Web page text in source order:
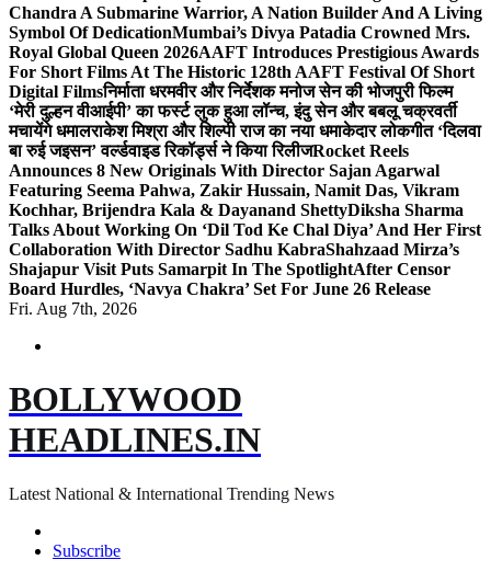
Chandra A Submarine Warrior, A Nation Builder And A Living
Symbol Of DedicationMumbai’s Divya Patadia Crowned Mrs.
Royal Global Queen 2026AAFT Introduces Prestigious Awards
For Short Films At The Historic 128th AAFT Festival Of Short
Digital Filmsनिर्माता धरमवीर और निर्देशक मनोज सेन की भोजपुरी फिल्म
‘मेरी दुल्हन वीआईपी’ का फर्स्ट लुक हुआ लॉन्च, इंदु सेन और बबलू चक्रवर्ती
मचायेंगे धमालराकेश मिश्रा और शिल्पी राज का नया धमाकेदार लोकगीत ‘दिलवा
बा रुई जइसन’ वर्ल्डवाइड रिकॉर्ड्स ने किया रिलीजRocket Reels
Announces 8 New Originals With Director Sajan Agarwal
Featuring Seema Pahwa, Zakir Hussain, Namit Das, Vikram
Kochhar, Brijendra Kala & Dayanand ShettyDiksha Sharma
Talks About Working On ‘Dil Tod Ke Chal Diya’ And Her First
Collaboration With Director Sadhu KabraShahzaad Mirza’s
Shajapur Visit Puts Samarpit In The SpotlightAfter Censor
Board Hurdles, ‘Navya Chakra’ Set For June 26 Release
Fri. Aug 7th, 2026
BOLLYWOOD
HEADLINES.IN
Latest National & International Trending News
Subscribe